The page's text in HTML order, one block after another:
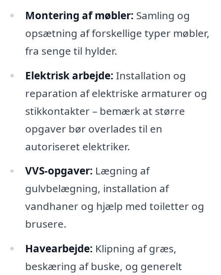
Montering af møbler: Samling og
opsætning af forskellige typer møbler,
fra senge til hylder.
Elektrisk arbejde: Installation og
reparation af elektriske armaturer og
stikkontakter – bemærk at større
opgaver bør overlades til en
autoriseret elektriker.
VVS-opgaver: Lægning af
gulvbelægning, installation af
vandhaner og hjælp med toiletter og
brusere.
Havearbejde: Klipning af græs,
beskæring af buske, og generelt